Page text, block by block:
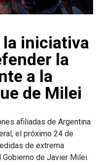
la iniciativa
la
a la
de Milei
afiliadas de Argentina
el próximo 24 de
de extrema
de Javier Milei.